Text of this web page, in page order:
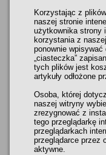
Korzystając z
naszej stronie
użytkownika strony
korzystania z
ponownie
„ciasteczka”
tych plików jest
artykuły odłożone
Osoba, której
naszej witryny
zrezygnować z
tego przeglądarkę
przeglądarkach
przeglądarce przez
aktywne.